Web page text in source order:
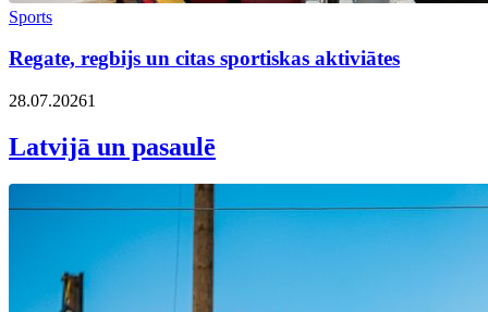
Sports
Regate, regbijs un citas sportiskas aktiviātes
28.07.20261
Latvijā un pasaulē